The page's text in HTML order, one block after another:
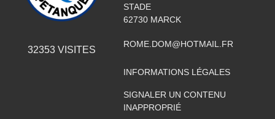
32353VISITES
STADE
62730 MARCK
ROME.DOM@HOTMAIL.FR
INFORMATIONS LÉGALES
SIGNALER UN CONTENU
INAPPROPRIÉ